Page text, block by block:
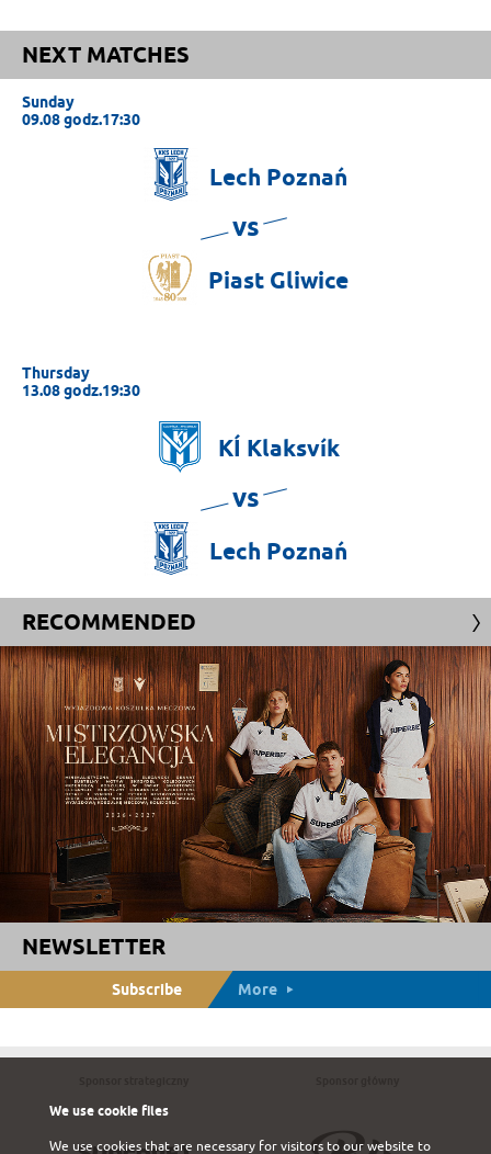
NEXT MATCHES
Sunday
09.08 godz.17:30
Lech Poznań
vs
Piast Gliwice
Thursday
13.08 godz.19:30
KÍ Klaksvík
vs
Lech Poznań
RECOMMENDED
NEWSLETTER
Subscribe More
We use cookie files
We use cookies that are necessary for visitors to our website to